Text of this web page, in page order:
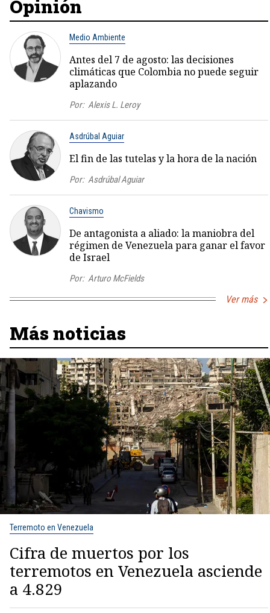
Opinión
Medio Ambiente
Antes del 7 de agosto: las decisiones
climáticas que Colombia no puede seguir
aplazando
Por: Alexis L. Leroy
Asdrúbal Aguiar
El fin de las tutelas y la hora de la nación
Por: Asdrúbal Aguiar
Chavismo
De antagonista a aliado: la maniobra del
régimen de Venezuela para ganar el favor
de Israel
Por: Arturo McFields
Ver más
Más noticias
Terremoto en Venezuela
Cifra de muertos por los
terremotos en Venezuela asciende
a 4.829